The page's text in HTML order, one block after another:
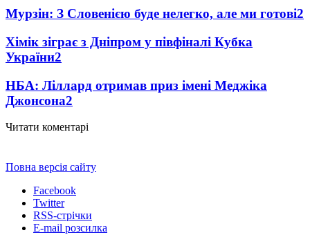
Мурзін: З Словенією буде нелегко, але ми готові2
Хімік зіграє з Дніпром у півфіналі Кубка
України2
НБА: Ліллард отримав приз імені Меджіка
Джонсона2
Читати коментарі
Повна версія сайту
Facebook
Twitter
RSS-стрічки
E-mail розсилка